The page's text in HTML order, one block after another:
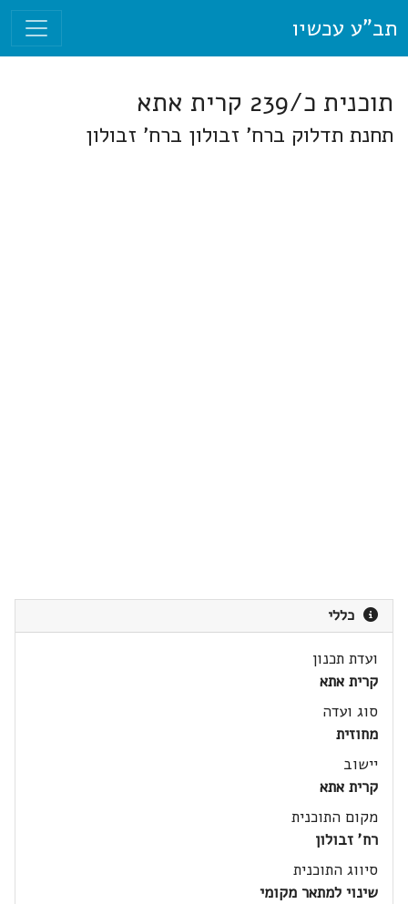
תב"ע עכשיו
תוכנית כ/239 קרית אתא
תחנת תדלוק ברח' זבולון ברח' זבולון
כללי
ועדת תכנון
קרית אתא
סוג ועדה
מחוזית
יישוב
קרית אתא
מקום התוכנית
רח' זבולון
סיווג התוכנית
שינוי למתאר מקומי